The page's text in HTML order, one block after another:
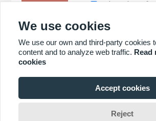
Chính sách bảo
NHIỀU SẢN PHẨM HƠN
We use cookies
We use our own and third-party cookies
content and to analyze web traffic. Read
cookies
Accept cookies
Reject